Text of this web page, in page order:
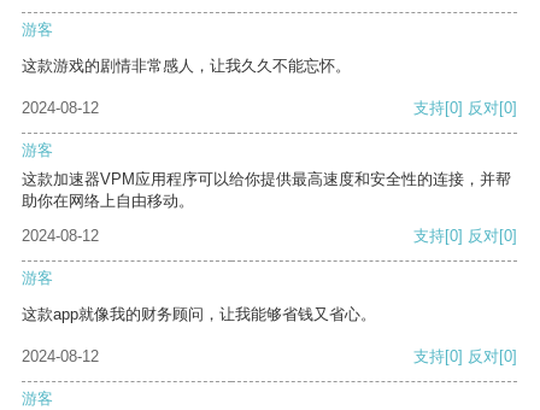
游客
这款游戏的剧情非常感人，让我久久不能忘怀。
2024-08-12 支持[0] 反对[0]
游客
这款加速器VPM应用程序可以给你提供最高速度和安全性的连接，并帮
助你在网络上自由移动。
2024-08-12
支持[0] 反对[0]
游客
这款app就像我的财务顾问，让我能够省钱又省心。
2024-08-12 支持[0] 反对[0]
游客